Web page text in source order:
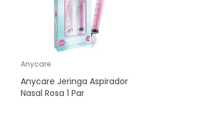
Anycare
Anycare Jeringa Aspirador
Nasal Rosa 1 Par